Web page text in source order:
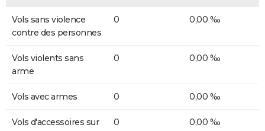
Vols sans violence
contre des personnes
0 0,00 ‰
Vols violents sans
arme
0 0,00 ‰
Vols avec armes 0 0,00 ‰
Vols d'accessoires sur
0 0,00 ‰